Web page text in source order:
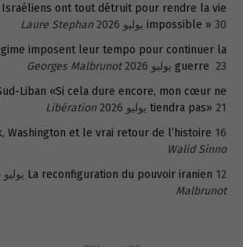
Israéliens ont tout détruit pour rendre la vie
impossible » 30 يوليو 2026
Laure Stephan
imposent leur tempo pour continuer la
guerre 23 يوليو 2026
Georges Malbrunot
Liban «Si cela dure encore, mon cœur ne
tiendra pas» 21 يوليو 2026
Libération
Washington et le vrai retour de l’histoire 16 يوليو 2026
Walid Sinno
La reconfiguration du pouvoir iranien 12 يوليو 2026
Malbrunot